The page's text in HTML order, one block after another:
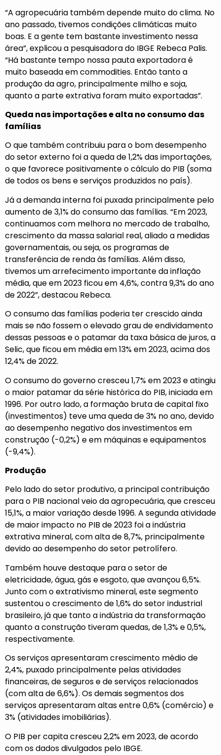
“A agropecuária também depende muito do clima. No
ano passado, tivemos condições climáticas muito
boas. E a gente tem bastante investimento nessa
área”, explicou a pesquisadora do IBGE Rebeca Palis.
“Há bastante tempo nossa pauta exportadora é
muito baseada em commodities. Então tanto a
produção da agro, principalmente milho e soja,
quanto a parte extrativa foram muito exportadas”.
Queda nas importações e alta no consumo das
famílias
O que também contribuiu para o bom desempenho
do setor externo foi a queda de 1,2% das importações,
o que favorece positivamente o cálculo do PIB (soma
de todos os bens e serviços produzidos no país).
Já a demanda interna foi puxada principalmente pelo
aumento de 3,1% do consumo das famílias. “Em 2023,
continuamos com melhora no mercado de trabalho,
crescimento da massa salarial real, aliado a medidas
governamentais, ou seja, os programas de
transferência de renda às famílias. Além disso,
tivemos um arrefecimento importante da inflação
média, que em 2023 ficou em 4,6%, contra 9,3% do ano
de 2022”, destacou Rebeca.
O consumo das famílias poderia ter crescido ainda
mais se não fossem o elevado grau de endividamento
dessas pessoas e o patamar da taxa básica de juros, a
Selic, que ficou em média em 13% em 2023, acima dos
12,4% de 2022.
O consumo do governo cresceu 1,7% em 2023 e atingiu
o maior patamar da série histórica do PIB, iniciada em
1996. Por outro lado, a formação bruta de capital fixo
(investimentos) teve uma queda de 3% no ano, devido
ao desempenho negativo dos investimentos em
construção (-0,2%) e em máquinas e equipamentos
(-9,4%).
Produção
Pelo lado do setor produtivo, a principal contribuição
para o PIB nacional veio da agropecuária, que cresceu
15,1%, a maior variação desde 1996. A segunda atividade
de maior impacto no PIB de 2023 foi a indústria
extrativa mineral, com alta de 8,7%, principalmente
devido ao desempenho do setor petrolífero.
Também houve destaque para o setor de
eletricidade, água, gás e esgoto, que avançou 6,5%.
Junto com o extrativismo mineral, este segmento
sustentou o crescimento de 1,6% do setor industrial
brasileiro, já que tanto a indústria da transformação
quanto a construção tiveram quedas, de 1,3% e 0,5%,
respectivamente.
Os serviços apresentaram crescimento médio de
2,4%, puxado principalmente pelas atividades
financeiras, de seguros e de serviços relacionados
(com alta de 6,6%). Os demais segmentos dos
serviços apresentaram altas entre 0,6% (comércio) e
3% (atividades imobiliárias).
O PIB per capita cresceu 2,2% em 2023, de acordo
com os dados divulgados pelo IBGE.